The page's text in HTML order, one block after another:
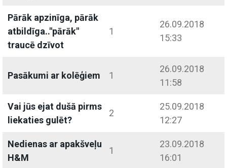
Pārāk apzinīga, pārāk
atbildīga.."pārāk"
traucē dzīvot
1
26.09.2018
15:33
Pasākumi ar kolēģiem 1
26.09.2018
11:58
Vai jūs ejat dušā pirms
liekaties gulēt?
2
25.09.2018
12:27
Nedienas ar apakšveļu
H&M
1
23.09.2018
16:01